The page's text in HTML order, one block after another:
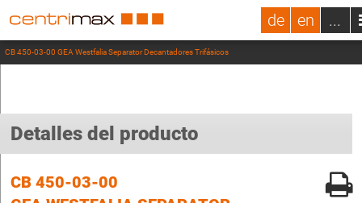
de en ...
CB 450-03-00 GEA Westfalia Separator Decantadores Trifásicos
Detalles del producto
CB 450-03-00